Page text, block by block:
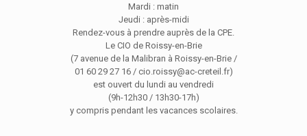
Mardi : matin
Jeudi : après-midi
Rendez-vous à prendre auprès de la CPE.
Le CIO de Roissy-en-Brie
(7 avenue de la Malibran à Roissy-en-Brie /
01 60 29 27 16 / cio.roissy@ac-creteil.fr)
est ouvert du lundi au vendredi
(9h-12h30 / 13h30-17h)
y compris pendant les vacances scolaires.